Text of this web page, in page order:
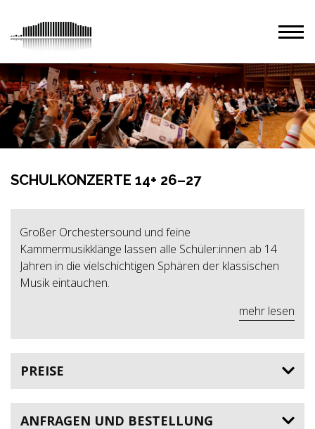
SCHULKONZERTE 14+ 26–27
Großer Orchestersound und feine
Kammermusikklänge lassen alle Schüler:innen ab 14
Jahren in die vielschichtigen Sphären der klassischen
Musik eintauchen.
mehr lesen
PREISE
ANFRAGEN UND BESTELLUNG